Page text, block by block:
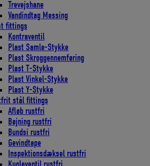
Trevejshane
Vandindtag Messing
fittings
Kontraventil
Plast Samle-Stykke
Plast Skroggennemføring
Plast T-Stykke
Plast Vinkel-Stykke
Plast Y-Stykke
stål fittings
Afløb rustfri
Bøjning rustfri
Bundsi rustfri
Gevindtape
Inspektionsdæksel rustfri